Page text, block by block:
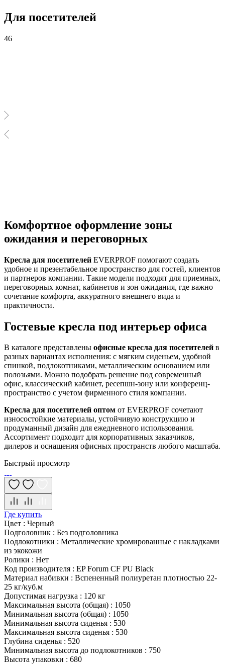
Для посетителей
46
Комфортное оформление зоны
ожидания и переговорных
Кресла для посетителей EVERPROF помогают создать
удобное и презентабельное пространство для гостей, клиентов
и партнеров компании. Такие модели подходят для приемных,
переговорных комнат, кабинетов и зон ожидания, где важно
сочетание комфорта, аккуратного внешнего вида и
практичности.
Гостевые кресла под интерьер офиса
В каталоге представлены офисные кресла для посетителей в
разных вариантах исполнения: с мягким сиденьем, удобной
спинкой, подлокотниками, металлическим основанием или
полозьями. Можно подобрать решение под современный
офис, классический кабинет, ресепшн-зону или конференц-
пространство с учетом фирменного стиля компании.
Кресла для посетителей оптом от EVERPROF сочетают
износостойкие материалы, устойчивую конструкцию и
продуманный дизайн для ежедневного использования.
Ассортимент подходит для корпоративных заказчиков,
дилеров и оснащения офисных пространств любого масштаба.
Быстрый просмотр
Где купить
Цвет : Черный
Подголовник : Без подголовника
Подлокотники : Металлические хромированные с накладками
из экокожи
Ролики : Нет
Код производителя : EP Forum CF PU Black
Материал набивки : Вспененный полиуретан плотностью 22-
25 кг/куб.м
Допустимая нагрузка : 120 кг
Максимальная высота (общая) : 1050
Минимальная высота (общая) : 1050
Минимальная высота сиденья : 530
Максимальная высота сиденья : 530
Глубина сиденья : 520
Минимальная высота до подлокотников : 750
Высота упаковки : 680